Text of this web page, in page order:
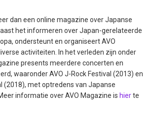
dan een online magazine over Japanse
het informeren over Japan-gerelateerde
ondersteunt en organiseert AVO
activiteiten. In het verleden zijn onder
presents meerdere concerten en
waaronder AVO J-Rock Festival (2013) en
(2018), met optredens van Japanse
informatie over AVO Magazine is hierte